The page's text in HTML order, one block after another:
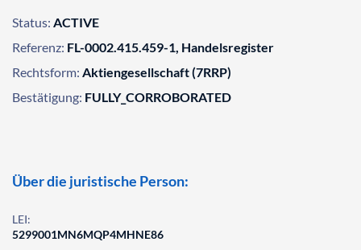
Status: ACTIVE
Referenz: FL-0002.415.459-1, Handelsregister
Rechtsform: Aktiengesellschaft (7RRP)
Bestätigung: FULLY_CORROBORATED
Über die juristische Person:
LEI:
5299001MN6MQP4MHNE86